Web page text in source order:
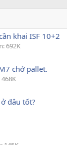
khai ISF 10+2
692K
chở pallet.
đâu tốt?